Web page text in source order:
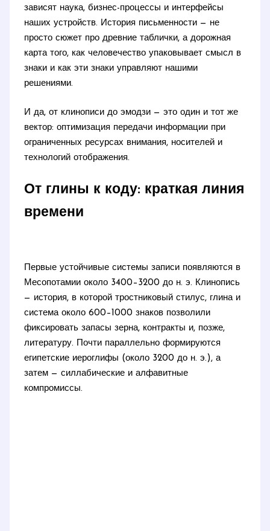
зависят наука, бизнес-процессы и интерфейсы
наших устройств. История письменности — не
просто сюжет про древние таблички, а дорожная
карта того, как человечество упаковывает смысл в
знаки и как эти знаки управляют нашими
решениями.
И да, от клинописи до эмодзи — это один и тот же
вектор: оптимизация передачи информации при
ограниченных ресурсах внимания, носителей и
технологий отображения.
От глины к коду: краткая линия
времени
Первые устойчивые системы записи появляются в
Месопотамии около 3400–3200 до н. э. Клинопись
— история, в которой тростниковый стилус, глина и
система около 600–1000 знаков позволили
фиксировать запасы зерна, контракты и, позже,
литературу. Почти параллельно формируются
египетские иероглифы (около 3200 до н. э.), а
затем — силлабические и алфавитные
компромиссы.